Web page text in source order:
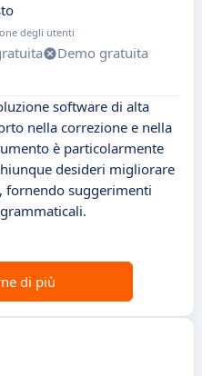
degli utenti
Demo gratuita
software di alta
nella correzione e nella
è particolarmente
desideri migliorare
fornendo suggerimenti
di più